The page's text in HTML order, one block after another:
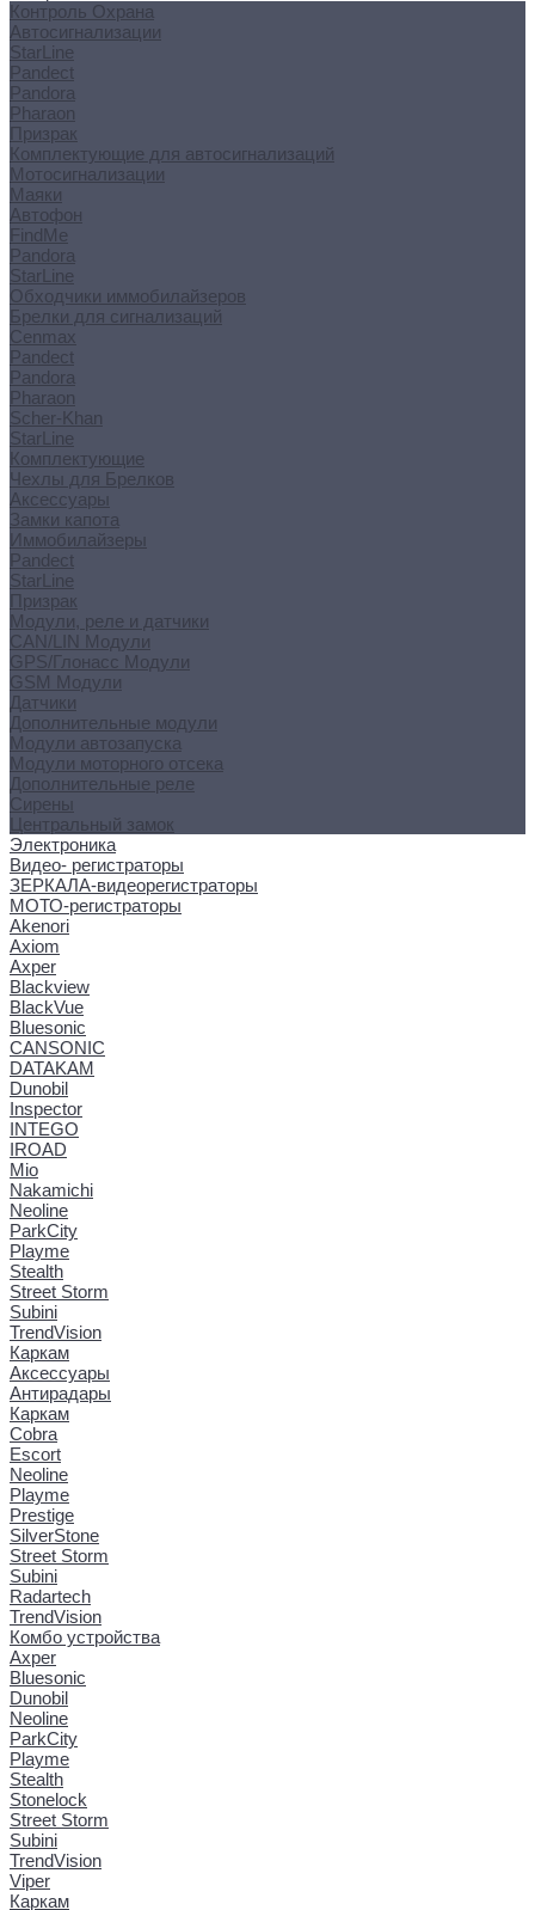
Контроль Охрана
Автосигнализации
StarLine
Pandect
Pandora
Pharaon
Призрак
Комплектующие для автосигнализаций
Мотосигнализации
Маяки
Автофон
FindMe
Pandora
StarLine
Обходчики иммобилайзеров
Брелки для сигнализаций
Cenmax
Pandect
Pandora
Pharaon
Scher-Khan
StarLine
Комплектующие
Чехлы для Брелков
Аксессуары
Замки капота
Иммобилайзеры
Pandect
StarLine
Призрак
Модули, реле и датчики
CAN/LIN Модули
GPS/Глонасс Модули
GSM Модули
Датчики
Дополнительные модули
Модули автозапуска
Модули моторного отсека
Дополнительные реле
Сирены
Центральный замок
Электроника
Видео- регистраторы
ЗЕРКАЛА-видеорегистраторы
МОТО-регистраторы
Akenori
Axiom
Axper
Blackview
BlackVue
Bluesonic
CANSONIC
DATAKAM
Dunobil
Inspector
INTEGO
IROAD
Mio
Nakamichi
Neoline
ParkCity
Playme
Stealth
Street Storm
Subini
TrendVision
Каркам
Аксессуары
Антирадары
Каркам
Cobra
Escort
Neoline
Playme
Prestige
SilverStone
Street Storm
Subini
Radartech
TrendVision
Комбо устройства
Axper
Bluesonic
Dunobil
Neoline
ParkCity
Playme
Stealth
Stonelock
Street Storm
Subini
TrendVision
Viper
Каркам